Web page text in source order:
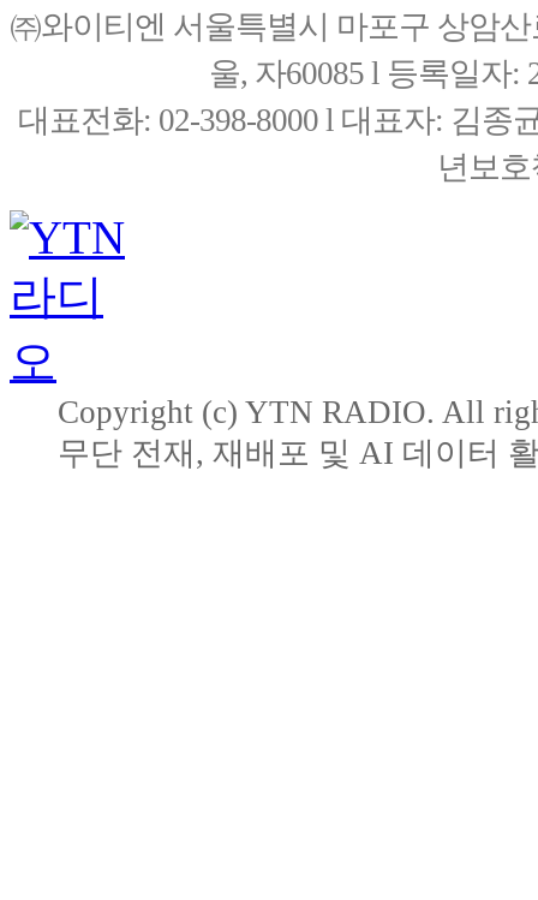
㈜와이티엔 서울특별시 마포구 상암
울, 자60085 l 등록일자:
대표전화: 02-398-8000 l 대표자: 김종
년보
Copyright (c) YTN RADIO. All
무단 전재, 재배포 및 AI 데이터